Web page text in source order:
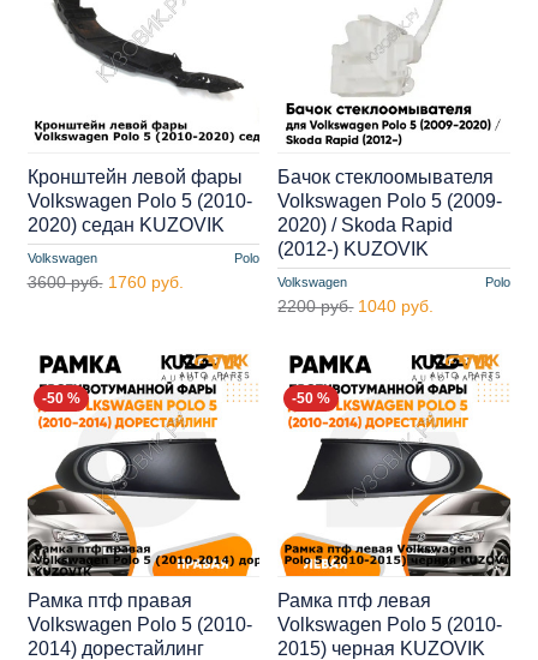
Volkswagen Polo
Кронштейн левой фары
Volkswagen Polo 5 (2010-
2020) седан KUZOVIK
3600 руб. 1760 руб. Volkswagen Polo
Бачок стеклоомывателя
Volkswagen Polo 5 (2009-
2020) / Skoda Rapid
(2012-) KUZOVIK
2200 руб. 1040 руб.
-50 %
Рамка птф правая
Volkswagen Polo 5 (2010-
2014) дорестайлинг
-50 %
Рамка птф левая
Volkswagen Polo 5 (2010-
2015) черная KUZOVIK